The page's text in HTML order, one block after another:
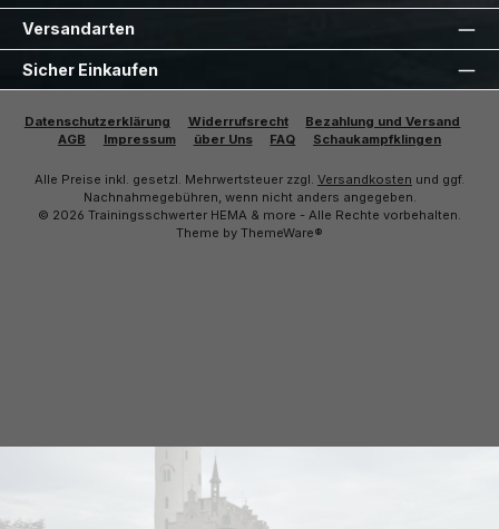
Versandarten
Sicher Einkaufen
Datenschutzerklärung Widerrufsrecht
Bezahlung und Versand
AGB
Impressum über Uns FAQ Schaukampfklingen
Alle Preise inkl. gesetzl. Mehrwertsteuer zzgl. Versandkosten und ggf.
Nachnahmegebühren, wenn nicht anders angegeben.
© 2026 Trainingsschwerter HEMA & more - Alle Rechte vorbehalten.
Theme by ThemeWare®